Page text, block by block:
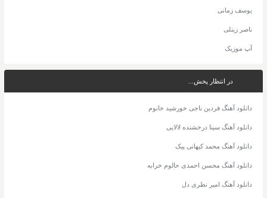
یوسف زمانی
ناصر زینلی
آپ موزیک
در انتظار پخش...
دانلود آهنگ فردین ناجی خورشید خانوم
دانلود آهنگ سینا درخشنده لالایی
دانلود آهنگ محمد کیهانی پیک
دانلود آهنگ محسن احمدی حالوم خرابه
دانلود آهنگ امیر نظری دل